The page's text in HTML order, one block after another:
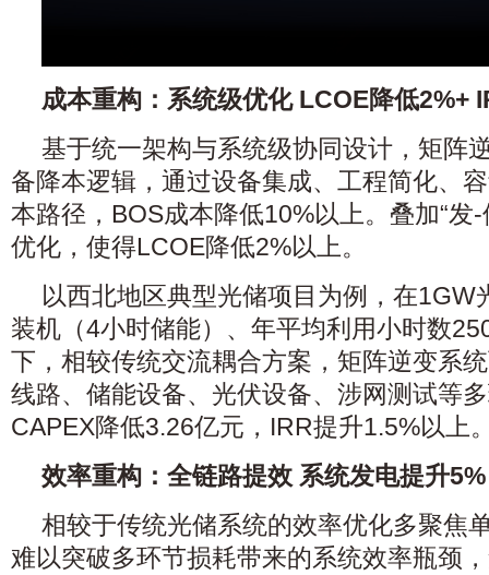
成本重构：系统级优化 LCOE降低2%+
基于统一架构与系统级协同设计，矩阵
备降本逻辑，通过设备集成、工程简化、
本路径，BOS成本降低10%以上。叠加“发
优化，使得LCOE降低2%以上。
以西北地区典型光储项目为例，在1GW
装机（4小时储能）、年平均利用小时数
下，相较传统交流耦合方案，矩阵逆变系
线路、储能设备、光伏设备、涉网测试等
CAPEX降低3.26亿元，IRR提升1.5%以上
效率重构：全链路提效 系统发电提升5%
相较于传统光储系统的效率优化多聚焦
难以突破多环节损耗带来的系统效率瓶颈